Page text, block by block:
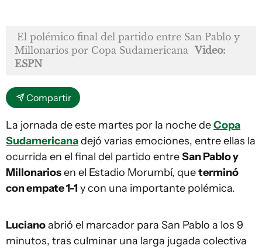
El polémico final del partido entre San Pablo y
Millonarios por Copa Sudamericana Video:
ESPN
Compartir
La jornada de este martes por la noche deCopa
Sudamericanadejó varias emociones, entre ellas la
ocurrida en el final del partido entreSan Pablo y
Millonariosen el Estadio Morumbí, queterminó
con empate 1-1 y con una importante polémica.
Lucianoabrió el marcador para San Pablo a los 9
minutos, tras culminar una larga jugada colectiva